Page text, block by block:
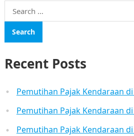
Search
for:
Recent Posts
Pemutihan Pajak Kendaraan
Pemutihan Pajak Kendaraan
Pemutihan Pajak Kendaraan